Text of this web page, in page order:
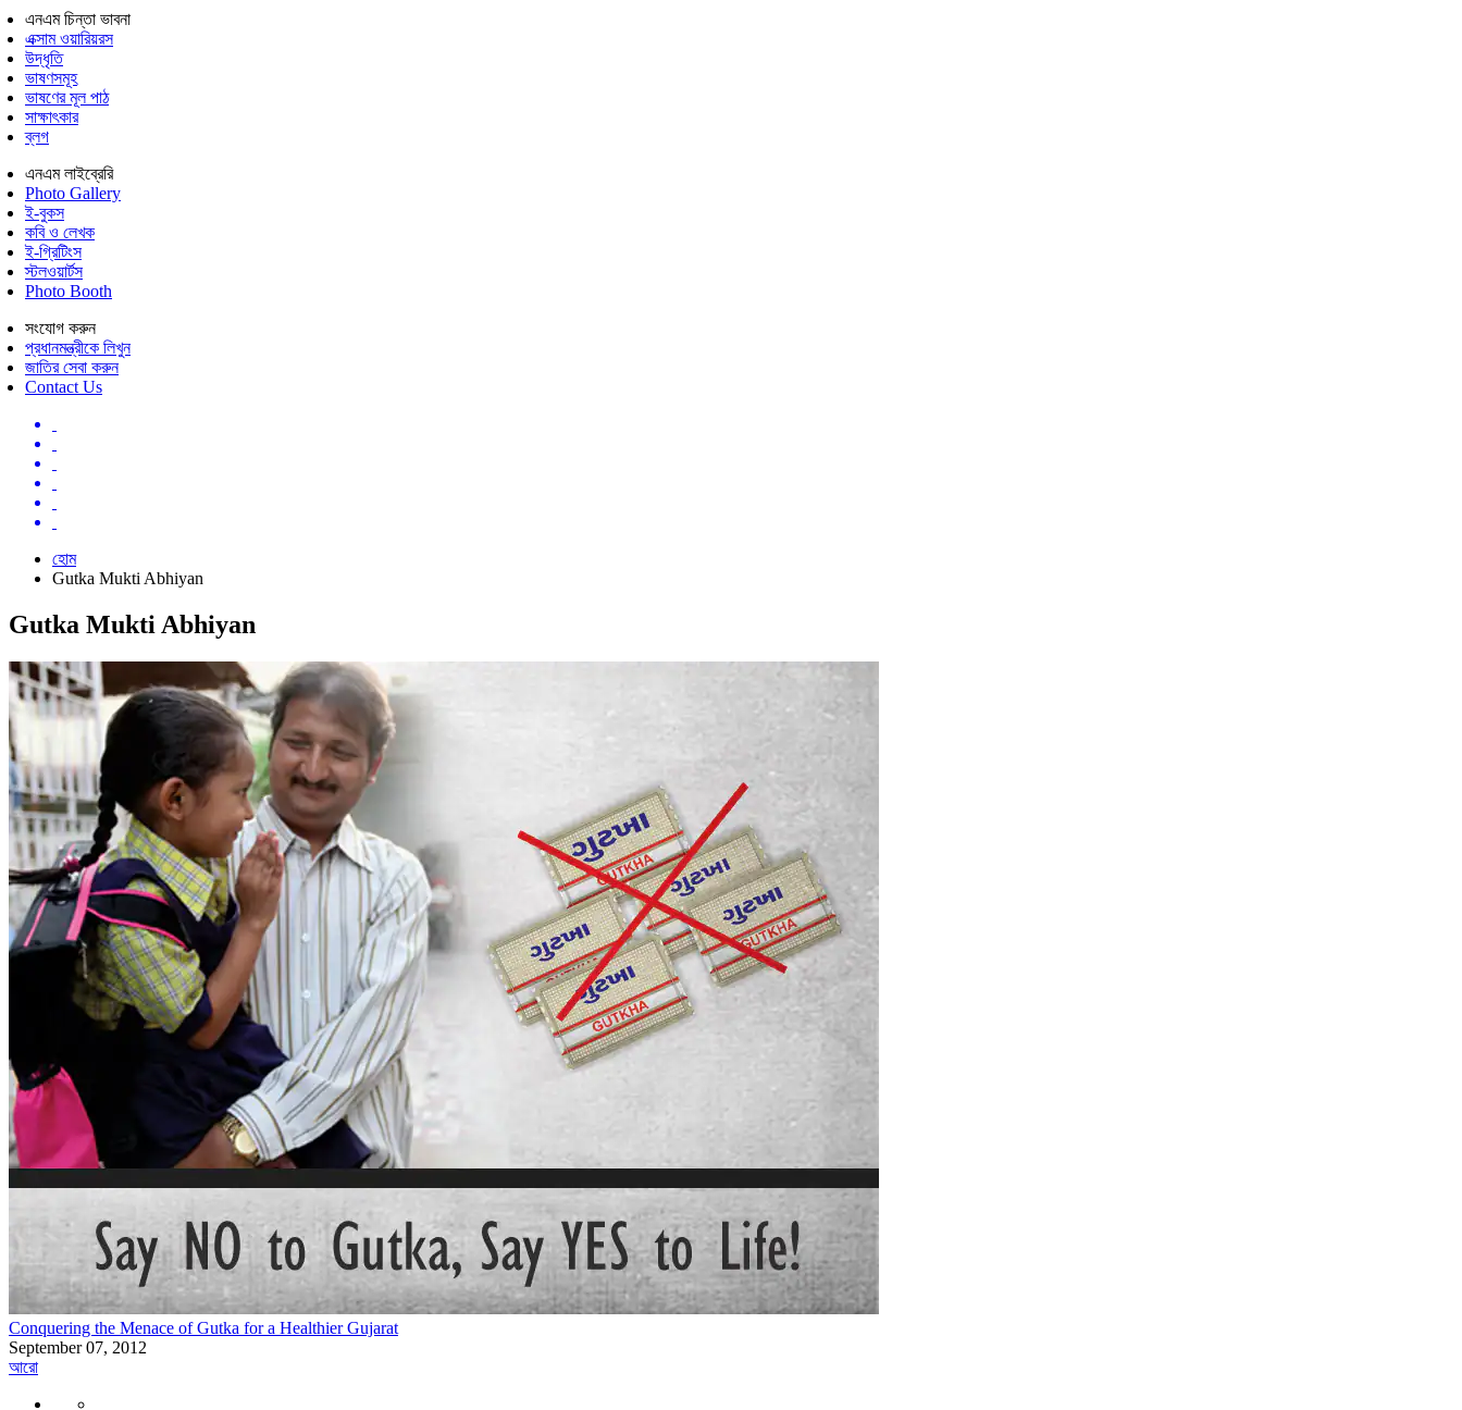
এনএম চিন্তা ভাবনা
এক্সাম ওয়ারিয়রস
উদ্ধৃতি
ভাষণসমূহ
ভাষণের মূল পাঠ
সাক্ষাৎকার
ব্লগ
এনএম লাইব্রেরি
Photo Gallery
ই-বুকস
কবি ও লেখক
ই-গ্রিটিংস
স্টলওয়ার্টস
Photo Booth
সংযোগ করুন
প্রধানমন্ত্রীকে লিখুন
জাতির সেবা করুন
Contact Us
হোম
Gutka Mukti Abhiyan
Gutka Mukti Abhiyan
Conquering the Menace of Gutka for a Healthier Gujarat
September 07, 2012
আরো